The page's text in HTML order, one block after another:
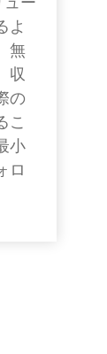
よ
無
収
の
こ
小
ロ